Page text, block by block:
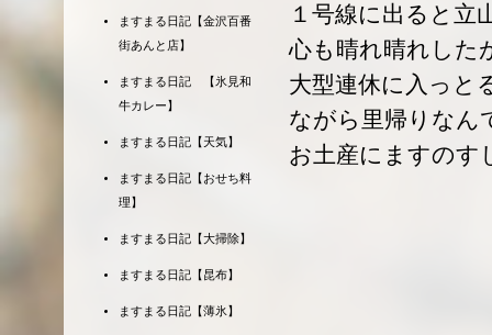
１号線に出ると立
心も晴れ晴れした
大型連休に入っと
ながら里帰りなん
お土産にますのす
ますまる日記【金沢百番
街あんと店】
ますまる日記 【氷見和
牛カレー】
ますまる日記【天気】
ますまる日記【おせち料
理】
ますまる日記【大掃除】
ますまる日記【昆布】
ますまる日記【薄氷】